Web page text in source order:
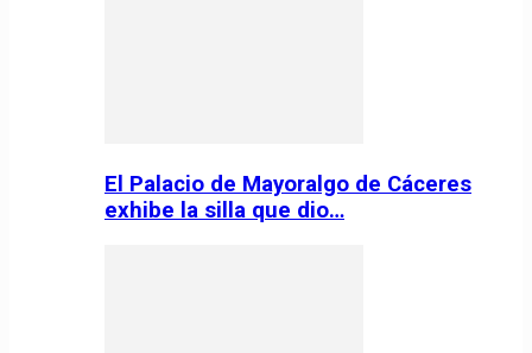
El Palacio de Mayoralgo de Cáceres
exhibe la silla que dio…